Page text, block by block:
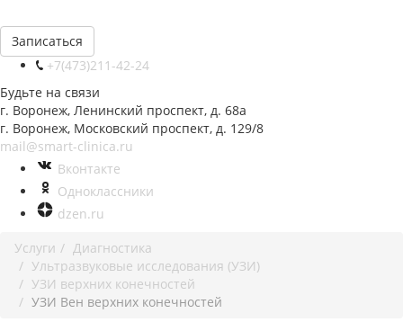
Записаться
+7(473)211-42-24
Будьте на связи
г. Воронеж, Ленинский проспект, д. 68а
г. Воронеж, Московский проспект, д. 129/8
mail@smart-clinica.ru
Вконтакте
Одноклассники
dzen.ru
Услуги
Диагностика
Ультразвуковые исследования (УЗИ)
УЗИ верхних конечностей
УЗИ Вен верхних конечностей